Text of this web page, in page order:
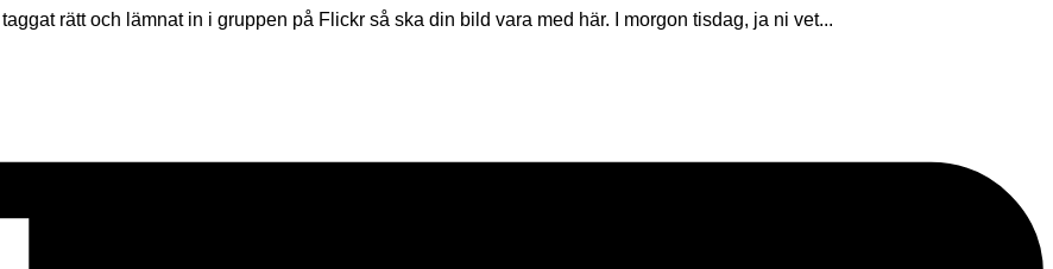
rätt och lämnat in i gruppen på Flickr så ska din bild vara med här. I morgon tisdag, ja ni vet...